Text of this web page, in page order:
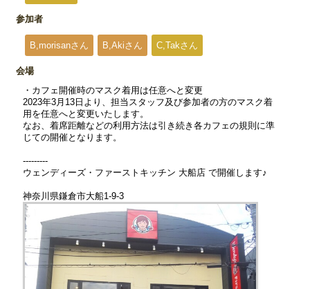
参加者
B,morisanさん B,Akiさん C,Takさん
会場
・カフェ開催時のマスク着用は任意へと変更
2023年3月13日より、担当スタッフ及び参加者の方のマスク着
用を任意へと変更いたします。
なお、着席距離などの利用方法は引き続き各カフェの規則に準
じての開催となります。
---------
ウェンディーズ・ファーストキッチン 大船店 で開催します♪
神奈川県鎌倉市大船1-9-3